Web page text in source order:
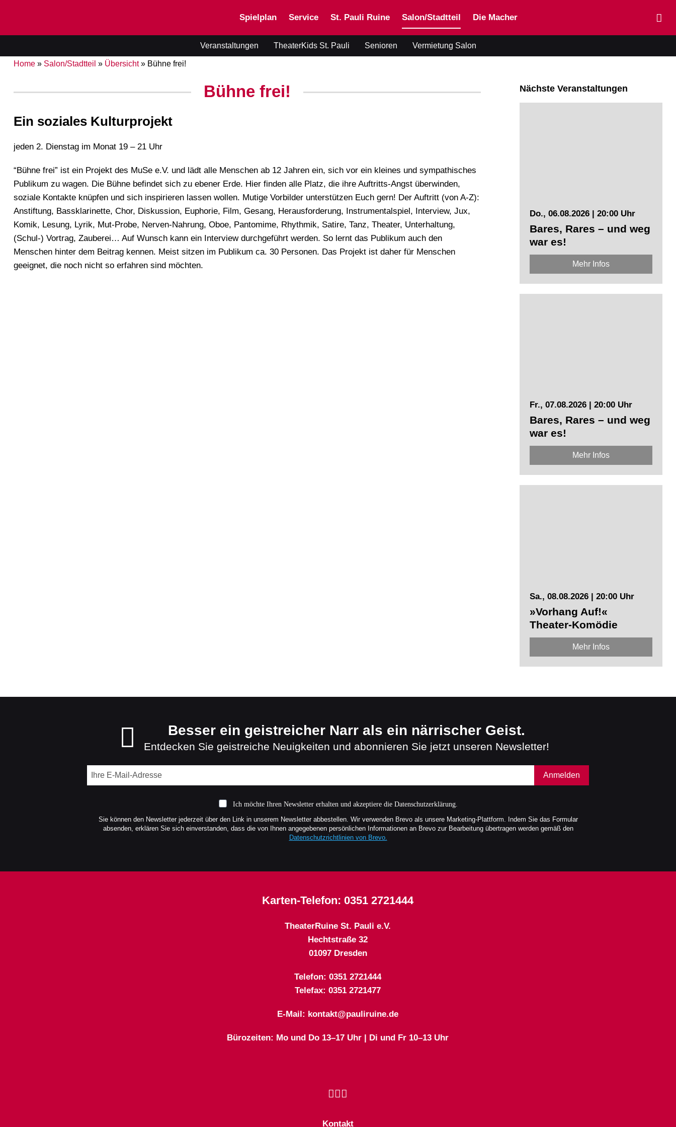
Spielplan Service St. Pauli Ruine Salon/Stadtteil
Veranstaltungen TheaterKids St. Pauli Senioren Vermietung Salon
Die Macher
Home» Salon/Stadtteil » Übersicht» Bühne frei!
Bühne frei!
Ein soziales Kulturprojekt
jeden 2. Dienstag im Monat 19 – 21 Uhr
“Bühne frei” ist ein Projekt des MuSe e.V. und lädt alle Menschen ab 12 Jahren ein, sich vor ein kleines und sympathisches
Publikum zu wagen. Die Bühne befindet sich zu ebener Erde. Hier finden alle Platz, die ihre Auftritts-Angst überwinden,
soziale Kontakte knüpfen und sich inspirieren lassen wollen. Mutige Vorbilder unterstützen Euch gern! Der Auftritt (von A-Z):
Anstiftung, Bassklarinette, Chor, Diskussion, Euphorie, Film, Gesang, Herausforderung, Instrumentalspiel, Interview, Jux,
Komik, Lesung, Lyrik, Mut-Probe, Nerven-Nahrung, Oboe, Pantomime, Rhythmik, Satire, Tanz, Theater, Unterhaltung,
(Schul-) Vortrag, Zauberei… Auf Wunsch kann ein Interview durchgeführt werden. So lernt das Publikum auch den
Menschen hinter dem Beitrag kennen. Meist sitzen im Publikum ca. 30 Personen. Das Projekt ist daher für Menschen
geeignet, die noch nicht so erfahren sind möchten.
Nächste Veranstaltungen
Do., 06.08.2026 | 20:00 Uhr
Bares, Rares – und weg
war es!
Mehr Infos
Fr., 07.08.2026 | 20:00 Uhr
Bares, Rares – und weg
war es!
Mehr Infos
Sa., 08.08.2026 | 20:00 Uhr
»Vorhang Auf!«
Theater-Komödie
Mehr Infos
Besser ein geistreicher Narr als ein närrischer Geist.
Entdecken Sie geistreiche Neuigkeiten und abonnieren Sie jetzt unseren Newsletter!
Anmelden
Ich möchte Ihren Newsletter erhalten und akzeptiere die Datenschutzerklärung.
Sie können den Newsletter jederzeit über den Link in unserem Newsletter abbestellen. Wir verwenden Brevo als unsere Marketing-Plattform. Indem Sie das Formular
absenden, erklären Sie sich einverstanden, dass die von Ihnen angegebenen persönlichen Informationen an Brevo zur Bearbeitung übertragen werden gemäß den
Datenschutzrichtlinien von Brevo.
Karten-Telefon:0351 2721444
TheaterRuine St. Pauli e.V.
Hechtstraße 32
01097 Dresden
Telefon: 0351 2721444
Telefax: 0351 2721477
E-Mail: kontakt@pauliruine.de
Bürozeiten: Mo und Do 13–17 Uhr | Di und Fr 10–13 Uhr
Kontakt